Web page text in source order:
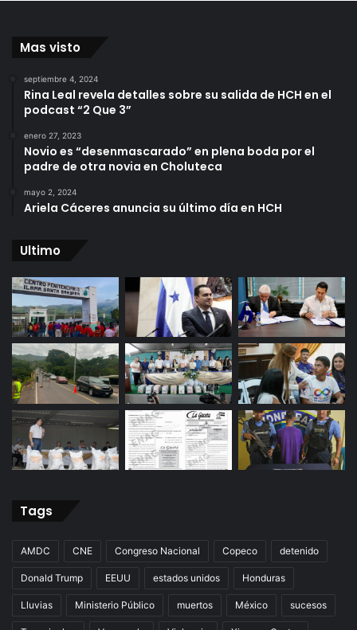
Mas visto
septiembre 4, 2024
Rina Leal revela detalles sobre su salida de HCH en el
podcast “2 Que 3”
enero 27, 2023
Novio es “desenmascarado” en plena boda por el
padre de otra novia en Choluteca
mayo 2, 2024
Ariela Cáceres anuncia su último día en HCH
Ultimo
Tags
AMDC CNE Congreso Nacional Copeco detenido
Donald Trump EEUU estados unidos Honduras
Lluvias Ministerio Público muertos México sucesos